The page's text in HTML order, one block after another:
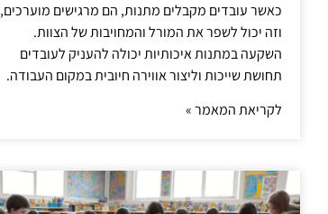
כאשר עובדים מקבלים מתנות, הם מרגישים מוערכים,
וזה יכול לשפר את המורל והמחויבות של הצוות.
השקעה במתנות איכותיות יכולה להעניק לעובדים
תחושת שייכות וליצור אווירה חיובית במקום העבודה.
לקריאת המאמר »